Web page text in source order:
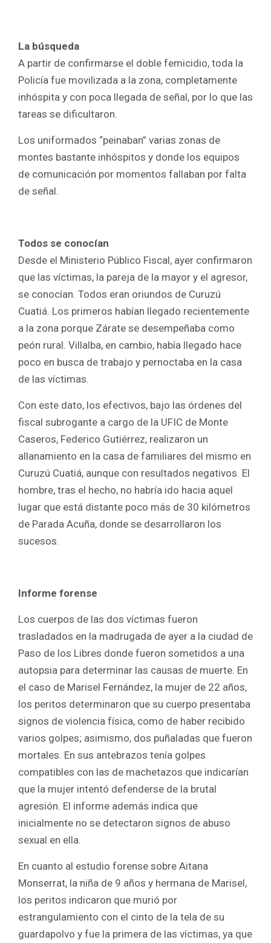
La búsqueda
A partir de confirmarse el doble femicidio, toda la
Policía fue movilizada a la zona, completamente
inhóspita y con poca llegada de señal, por lo que las
tareas se dificultaron.
Los uniformados “peinaban” varias zonas de
montes bastante inhóspitos y donde los equipos
de comunicación por momentos fallaban por falta
de señal.
Todos se conocían
Desde el Ministerio Público Fiscal, ayer confirmaron
que las víctimas, la pareja de la mayor y el agresor,
se conocían. Todos eran oriundos de Curuzú
Cuatiá. Los primeros habían llegado recientemente
a la zona porque Zárate se desempeñaba como
peón rural. Villalba, en cambio, había llegado hace
poco en busca de trabajo y pernoctaba en la casa
de las víctimas.
Con este dato, los efectivos, bajo las órdenes del
fiscal subrogante a cargo de la UFIC de Monte
Caseros, Federico Gutiérrez, realizaron un
allanamiento en la casa de familiares del mismo en
Curuzú Cuatiá, aunque con resultados negativos. El
hombre, tras el hecho, no habría ido hacia aquel
lugar que está distante poco más de 30 kilómetros
de Parada Acuña, donde se desarrollaron los
sucesos.
Informe forense
Los cuerpos de las dos víctimas fueron
trasladados en la madrugada de ayer a la ciudad de
Paso de los Libres donde fueron sometidos a una
autopsia para determinar las causas de muerte. En
el caso de Marisel Fernández, la mujer de 22 años,
los peritos determinaron que su cuerpo presentaba
signos de violencia física, como de haber recibido
varios golpes; asimismo, dos puñaladas que fueron
mortales. En sus antebrazos tenía golpes
compatibles con las de machetazos que indicarían
que la mujer intentó defenderse de la brutal
agresión. El informe además indica que
inicialmente no se detectaron signos de abuso
sexual en ella.
En cuanto al estudio forense sobre Aitana
Monserrat, la niña de 9 años y hermana de Marisel,
los peritos indicaron que murió por
estrangulamiento con el cinto de la tela de su
guardapolvo y fue la primera de las víctimas, ya que